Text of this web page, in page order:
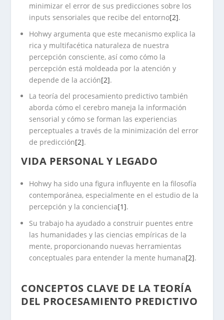
minimizar el error de sus predicciones sobre los
inputs sensoriales que recibe del entorno[2].
Hohwy argumenta que este mecanismo explica la
rica y multifacética naturaleza de nuestra
percepción consciente, así como cómo la
percepción está moldeada por la atención y
depende de la acción[2].
La teoría del procesamiento predictivo también
aborda cómo el cerebro maneja la información
sensorial y cómo se forman las experiencias
perceptuales a través de la minimización del error
de predicción[2].
VIDA PERSONAL Y LEGADO
Hohwy ha sido una figura influyente en la filosofía
contemporánea, especialmente en el estudio de la
percepción y la conciencia[1].
Su trabajo ha ayudado a construir puentes entre
las humanidades y las ciencias empíricas de la
mente, proporcionando nuevas herramientas
conceptuales para entender la mente humana[2].
CONCEPTOS CLAVE DE LA TEORÍA
DEL PROCESAMIENTO PREDICTIVO